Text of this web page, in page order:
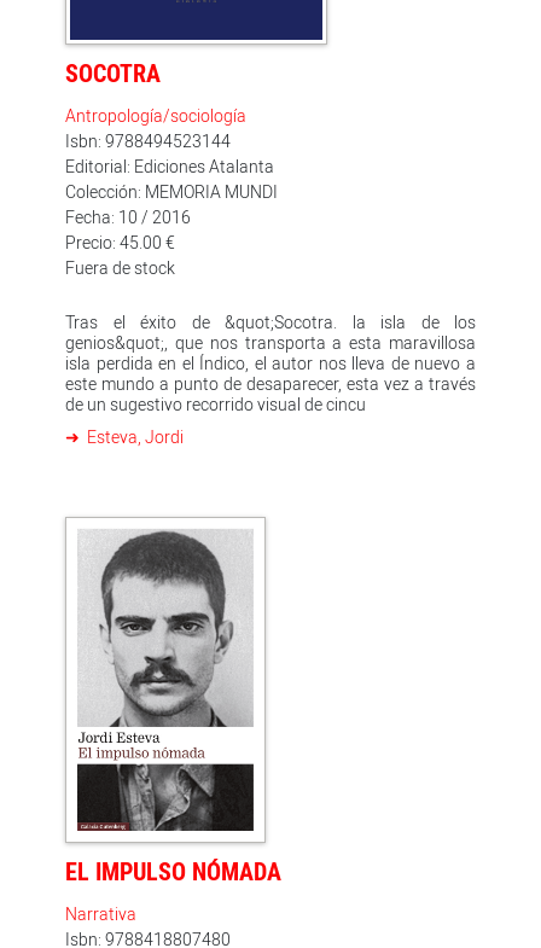
SOCOTRA
Antropología/sociología
Isbn: 9788494523144
Editorial: Ediciones Atalanta
Colección: MEMORIA MUNDI
Fecha: 10 / 2016
Precio: 45.00 €
Fuera de stock
Tras el éxito de &quot;Socotra. la isla de los
genios&quot;, que nos transporta a esta maravillosa
isla perdida en el Índico, el autor nos lleva de nuevo a
este mundo a punto de desaparecer, esta vez a través
de un sugestivo recorrido visual de cincu
Esteva, Jordi
EL IMPULSO NÓMADA
Narrativa
Isbn: 9788418807480